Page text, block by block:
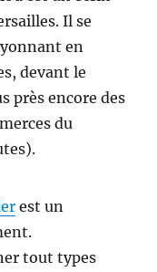
Il se
en
devant le
près encore des
du
est un
tout types